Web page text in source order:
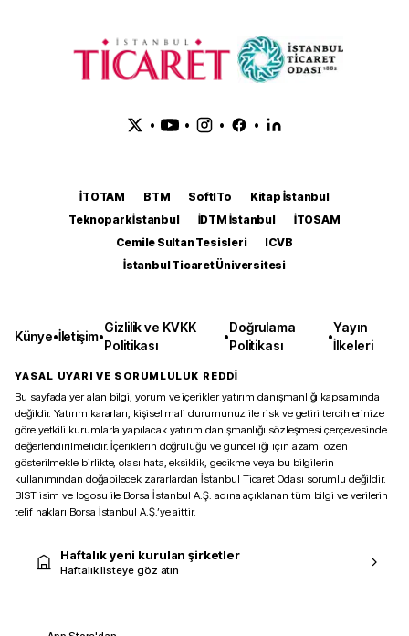
• • • •
İTOTAM BTM SoftITo
Kitap İstanbul
Teknopark İstanbul
İDTM İstanbul
İTOSAM
Cemile Sultan Tesisleri
ICVB
İstanbul Ticaret Üniversitesi
Künye•İletişim•
Gizlilik ve KVKK
Politikası
•
Doğrulama
Politikası
•
Yayın
İlkeleri
YASAL UYARI VE SORUMLULUK REDDİ
Bu sayfada yer alan bilgi, yorum ve içerikler yatırım danışmanlığı kapsamında
değildir. Yatırım kararları, kişisel mali durumunuz ile risk ve getiri tercihlerinize
göre yetkili kurumlarla yapılacak yatırım danışmanlığı sözleşmesi çerçevesinde
değerlendirilmelidir. İçeriklerin doğruluğu ve güncelliği için azami özen
gösterilmekle birlikte, olası hata, eksiklik, gecikme veya bu bilgilerin
kullanımından doğabilecek zararlardan İstanbul Ticaret Odası sorumlu değildir.
BIST isim ve logosu ile Borsa İstanbul A.Ş. adına açıklanan tüm bilgi ve verilerin
telif hakları Borsa İstanbul A.Ş.’ye aittir.
Haftalık yeni kurulan şirketler
Haftalık listeye göz atın